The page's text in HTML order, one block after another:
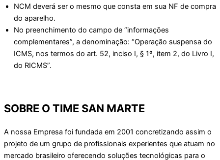
NCM deverá ser o mesmo que consta em sua NF de compra
do aparelho.
No preenchimento do campo de “informações
complementares”, a denominação: “Operação suspensa do
ICMS, nos termos do art. 52, inciso I, § 1º, item 2, do Livro I,
do RICMS”.
SOBRE O TIME SAN MARTE
A nossa Empresa foi fundada em 2001 concretizando assim o
projeto de um grupo de profissionais experientes que atuam no
mercado brasileiro oferecendo soluções tecnológicas para o